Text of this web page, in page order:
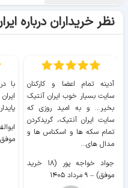
نظر خریداران درباره
آدینه تمام اعضا و کارکنان
سایت بسیار خوب ايران آنتیک
بخیر... و به امید روزی که
سایت ايران آنتیک، گریدکردن
تمام سکه ها و اسکناس ها و
مدال های...
جواد خواجه پور (۱۸ خرید
موفق) – ۹ مرداد ۱۴۰۵
با